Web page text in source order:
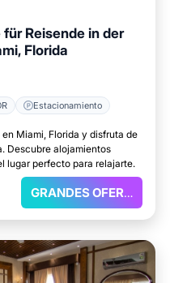
Reisende in der
Florida
Estacionamiento
Miami, Florida y disfruta de
Descubre alojamientos
lugar perfecto para relajarte.
GRANDES OFERTAS